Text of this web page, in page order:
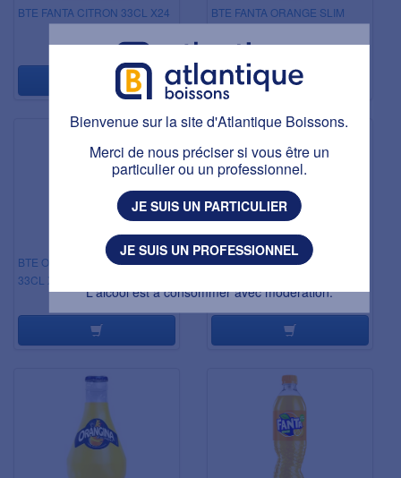
BTE FANTA CITRON 33CL X24
1,37 € HT
BTE FANTA ORANGE SLIM
1,38 € HT
BTE ORANGINA SLIM CAN
33CL X24
1,52 € HT
FANTA ORANGE IVC 25CL X24
1,61 € HT
Bienvenue sur la site d'Atlantique Boissons.
Ce site est réservé aux personnes majeures.
Avez-vous plus de 18 ans ?
L'alcool est à consommer avec modération.
Bienvenue sur la site d'Atlantique Boissons.
Merci de nous préciser si vous être un
particulier ou un professionnel.
JE SUIS UN PARTICULIER
JE SUIS UN PROFESSIONNEL